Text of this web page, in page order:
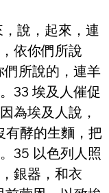
說，起來，連
依你們所說
們所說的，連羊
33 埃及人催促
為埃及人說，
有酵的生麵，把
35 以色列人照
銀器，和衣